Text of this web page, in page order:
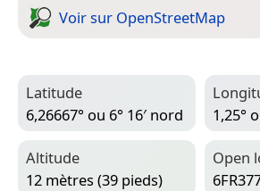
Voir sur Open­Street­Map
Latitude
6,26667° ou 6° 16′ nord
1,25°
Altitude
12 mètres (39 pieds)
Open